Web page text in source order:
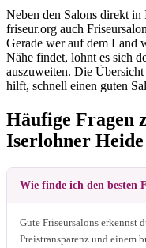
Neben den Salons direkt
friseur.org auch
Gerade wer auf dem Land
Nähe findet, lohnt es sich
auszuweiten. Die
hilft, schnell einen guten
Häufige Fragen
Iserlohner Heide
Wie finde ich den besten
Gute Friseursalons erkennst
Preistransparenz und einem